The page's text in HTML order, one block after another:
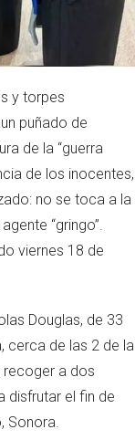
y torpes
puñado de
de la “guerra
de los inocentes,
no se toca a la
“gringo”.
viernes 18 de
Douglas, de 33
cerca de las 2 de la
recoger a dos
disfrutar el fin de
Sonora.